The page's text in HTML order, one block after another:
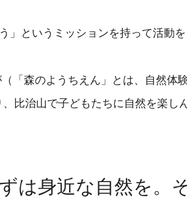
というミッションを持って活動を
「森のようちえん」とは、自然体
比治山で子どもたちに自然を楽し
は身近な自然を。